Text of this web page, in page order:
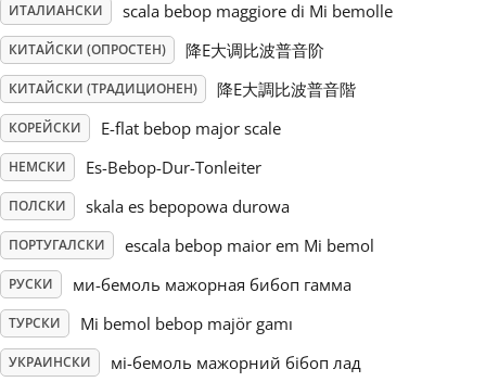
Svenska
Tiếng Việt
Türkçe
Українська
简体中文
繁體中文
ИТАЛИАНСКИ scala bebop maggiore di Mi bemolle
КИТАЙСКИ (ОПРОСТЕН) 降E大调比波普音阶
КИТАЙСКИ (ТРАДИЦИОНЕН) 降E大調比波普音階
КОРЕЙСКИ E-flat bebop major scale
НЕМСКИ Es-Bebop-Dur-Tonleiter
ПОЛСКИ skala es bepopowa durowa
ПОРТУГАЛСКИ escala bebop maior em Mi bemol
РУСКИ ми-бемоль мажорная бибоп гамма
ТУРСКИ Mi bemol bebop majör gamı
УКРАИНСКИ мі-бемоль мажорний бібоп лад